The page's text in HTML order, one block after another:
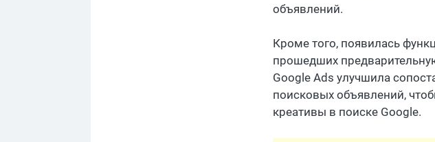
объявлений.
Кроме того, появилась
прошедших
Google Ads улучшила
поисковых объявлений,
креативы в поиске Google.